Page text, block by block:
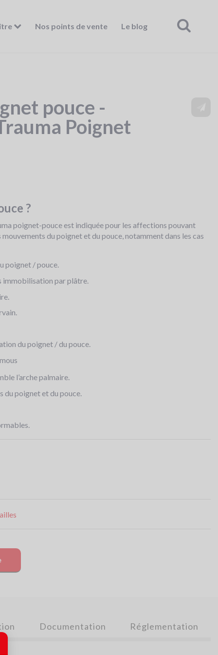
Nos points de vente Le blog
pouce -
Poignet
?
poignet-pouce est indiquée pour les affections pouvant
du poignet et du pouce, notamment dans les cas
poignet / pouce.
immobilisation par plâtre.
du poignet / du pouce.
l’arche palmaire.
du poignet et du pouce.
Documentation Réglementation